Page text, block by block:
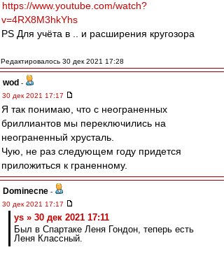
https://www.youtube.com/watch?
v=4RX8M3hkYhs
PS Для учёта в .. и расширения кругозора
Редактировалось 30 дек 2021 17:28
wod -
30 дек 2021 17:17
Я так понимаю, что с неограненных
бриллиантов мы переключились на
неограненный хрусталь.
Чую, не раз следующем году придется
приложиться к граненному.
Dominecne -
30 дек 2021 17:17
ys » 30 дек 2021 17:11
Был в Спартаке Леня Гондон, теперь есть
Леня Классный.